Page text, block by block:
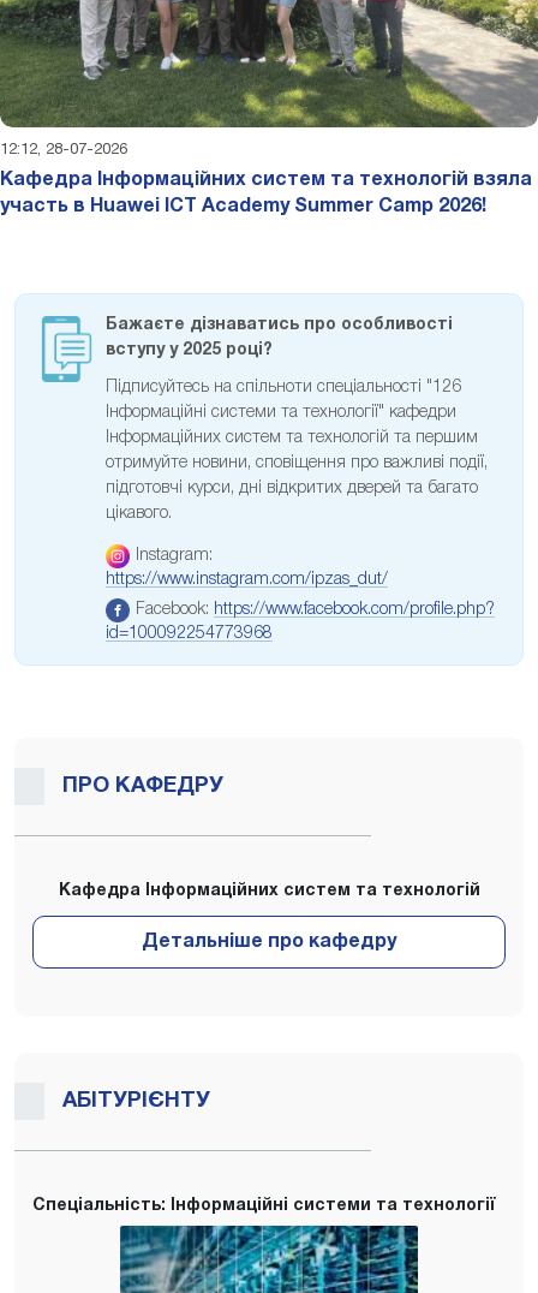
12:12, 28-07-2026
Кафедра Інформаційних систем та технологій взяла
участь в Huawei ICT Academy Summer Camp 2026!
Бажаєте дізнаватись про особливості
вступу у 2025 році?
Підписуйтесь на спільноти спеціальності "126
Інформаційні системи та технології" кафедри
Інформаційних систем та технологій та першим
отримуйте новини, сповіщення про важливі події,
підготовчі курси, дні відкритих дверей та багато
цікавого.
Instagram:
https://www.instagram.com/ipzas_dut/
Facebook: https://www.facebook.com/profile.php?
id=100092254773968
ПРО КАФЕДРУ
Кафедра Інформаційних систем та технологій
АБІТУРІЄНТУ
Спеціальність: Інформаційні системи та технології